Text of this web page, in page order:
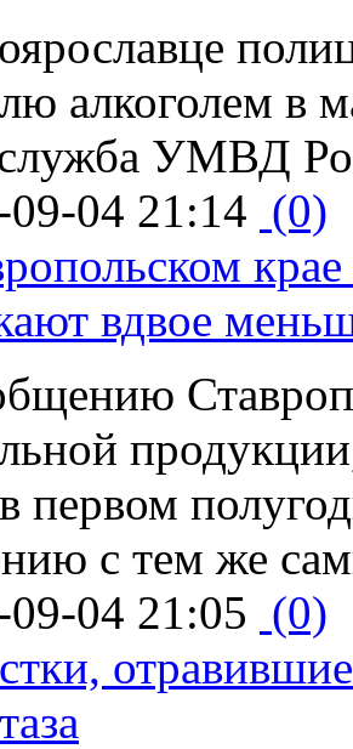
алкоголем в
УМВД
09-04 21:14 (0)
вдвое
первом
с тем же
09-04 21:05 (0)